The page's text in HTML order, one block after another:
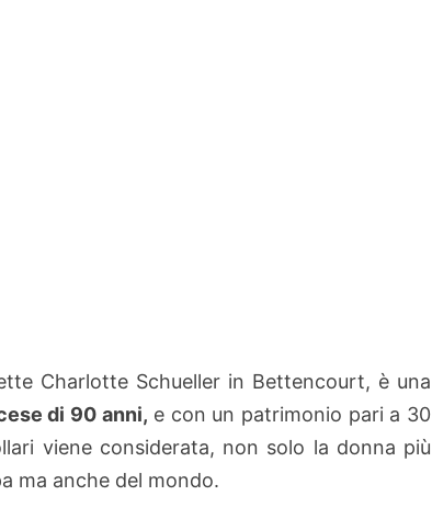
Charlotte Schueller in Bettencourt, è una
di 90 anni, e con un patrimonio pari a 30
viene considerata, non solo la donna più
ma anche del mondo.